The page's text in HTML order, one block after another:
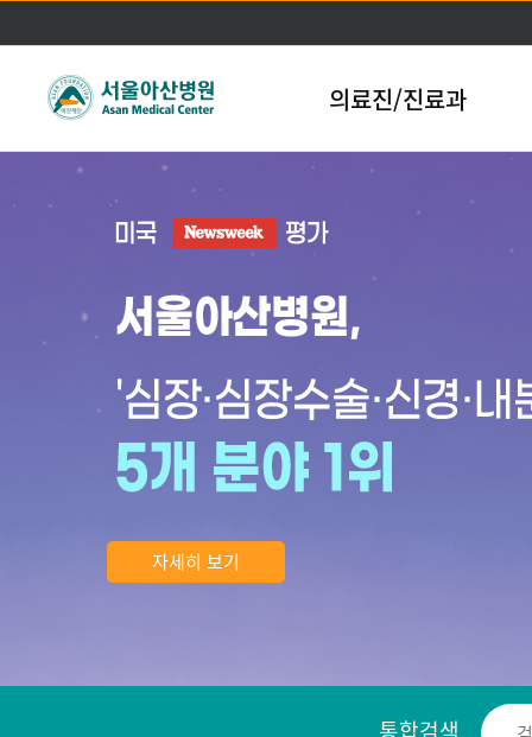
본문바로가기
의료진/진료과
자세히 보기
통합검색